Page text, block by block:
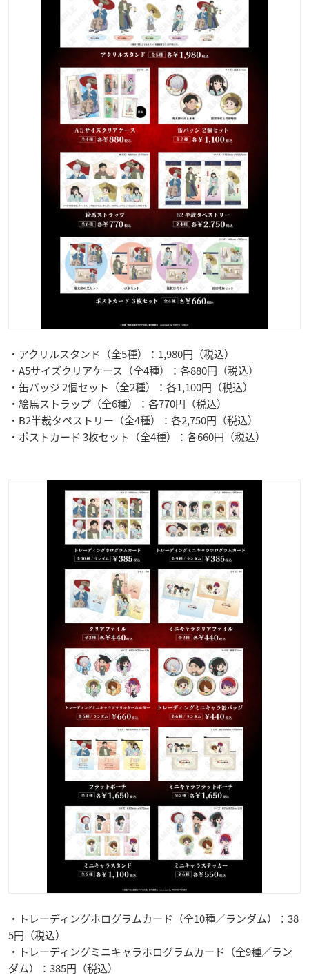
・アクリルスタンド（全5種）：1,980円（税込）
・A5サイズクリアケース（全4種）：各880円（税込）
・缶バッジ 2個セット（全2種）：各1,100円（税込）
・絵馬ストラップ（全6種）：各770円（税込）
・B2半裁タペストリー（全4種）：各2,750円（税込）
・ポストカード 3枚セット（全4種）：各660円（税込）
・トレーディングホログラムカード（全10種／ランダム）：38
5円（税込）
・トレーディングミニキャラホログラムカード（全9種／ラン
ダム）：385円（税込）